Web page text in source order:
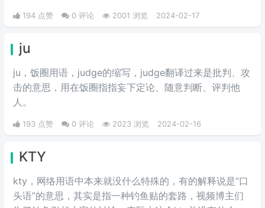
194 点赞 0 评论 2001 浏览 2024-02-17
ju
ju，饭圈用语，judge的缩写，judge翻译过来是批判、攻
击的意思，用在饭圈指指妄下定论、随意判断、评判他
人。
193 点赞 0 评论 2023 浏览 2024-02-16
KTY
kty，网络用语中本来就没什么特殊的，有的解释说是“口
头语”的意思，其实是指一种钓鱼贴的套路，视频博主们